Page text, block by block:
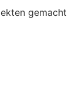
gemacht